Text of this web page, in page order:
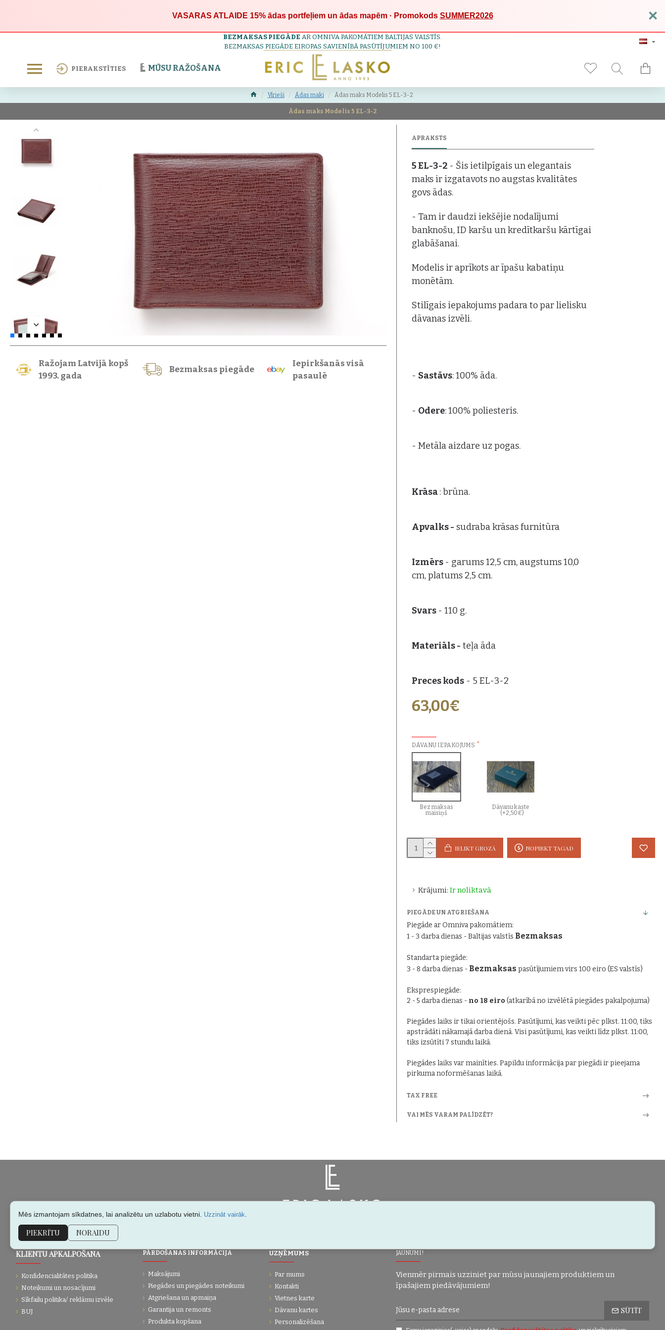
VASARAS ATLAIDE 15%ādas portfeļiem un ādas mapēm · Promokods SUMMER2026 ×
BEZMAKSAS PIEGĀDE AR OMNIVA PAKOMĀTIEM BALTIJAS VALSTĪS.
BEZMAKSAS PIEGĀDE EIROPAS SAVIENĪBĀ PASŪTĪJUMIEM NO 100 €!
PIERAKSTĪTIES MŪSU RAŽOŠANA
Vīrieši Ādas maki Ādas maks Modelis 5 EL-3-2
Ādas maks Modelis 5 EL-3-2
Ražojam Latvijā kopš
1993. gada
Bezmaksas piegāde
Iepirkšanās visā
pasaulē
APRAKSTS
5 EL-3-2 - Šis ietilpīgais un elegantais
maks ir izgatavots no augstas kvalitātes
govs ādas.
- Tam ir daudzi iekšējie nodalījumi
banknošu, ID karšu un kredītkaršu kārtīgai
glabāšanai.
Modelis ir aprīkots ar īpašu kabatiņu
monētām.
Stilīgais iepakojums padara to par lielisku
dāvanas izvēli.
- Sastāvs: 100% āda.
- Odere: 100% poliesteris.
- Metāla aizdare uz pogas.
Krāsa: brūna.
Apvalks - sudraba krāsas furnitūra
Izmērs - garums 12,5 cm, augstums 10,0
cm, platums 2,5 cm.
Svars - 110 g.
Materiāls - teļa āda
Preces kods - 5 EL-3-2
Krājumi: Ir noliktavā
63,00€
DĀVANU IEPAKOJUMS
Bez maksas
maisiņš
Dāvanu kaste
(+2,50€)
IELIKT GROZĀ NOPIRKT TAGAD
PIEGĀDE UN ATGRIEŠANA
Piegāde ar Omniva pakomātiem:
1 - 3 darba dienas - Baltijas valstīs Bezmaksas
Standarta piegāde:
3 - 8 darba dienas - Bezmaksas pasūtījumiem virs 100 eiro (ES valstīs)
Eksprespiegāde:
2 - 5 darba dienas - no 18 eiro (atkarībā no izvēlētā piegādes pakalpojuma)
Piegādes laiks ir tikai orientējošs. Pasūtījumi, kas veikti pēc plkst. 11:00, tiks
apstrādāti nākamajā darba dienā. Visi pasūtījumi, kas veikti līdz plkst. 11:00,
tiks izsūtīti 7 stundu laikā.
Piegādes laiks var mainīties. Papildu informācija par piegādi ir pieejama
pirkuma noformēšanas laikā.
TAX FREE
VAI MĒS VARAM PALĪDZĒT?
KLIENTU APKALPOŠANA
Konfidencialitātes politika
Noteikumi un nosacījumi
Sīkfailu politika/ reklāmu izvēle
BUJ
PĀRDOŠANAS INFORMĀCIJA
Maksājumi
Piegādes un piegādes noteikumi
Atgriešana un apmaiņa
Garantija un remonts
Produkta kopšana
UZŅĒMUMS
Par mums
Kontakti
Vietnes karte
Dāvanu kartes
Personalizēšana
JAUNUMI!
Vienmēr pirmais uzziniet par mūsu jaunajiem produktiem un
īpašajiem piedāvājumiem!
SŪTĪT
Mēs izmantojam sīkdatnes, lai analizētu un uzlabotu vietni. Uzzināt vairāk.
PIEKRĪTU NORAIDU